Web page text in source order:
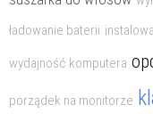
ładowanie baterii
wydajność komputera
porządek na monitorze